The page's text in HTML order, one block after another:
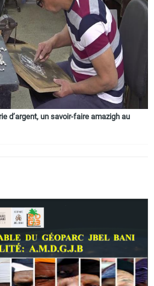
d’argent, un savoir-faire amazigh au